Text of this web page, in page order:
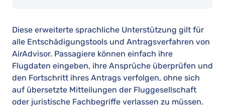
Diese erweiterte sprachliche Unterstützung gilt für
alle Entschädigungstools und Antragsverfahren von
AirAdvisor. Passagiere können einfach ihre
Flugdaten eingeben, ihre Ansprüche überprüfen und
den Fortschritt ihres Antrags verfolgen, ohne sich
auf übersetzte Mitteilungen der Fluggesellschaft
oder juristische Fachbegriffe verlassen zu müssen.